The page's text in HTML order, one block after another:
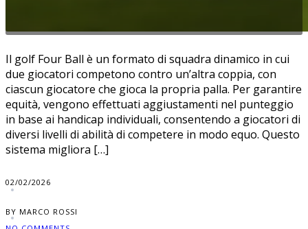
Il golf Four Ball è un formato di squadra dinamico in cui
due giocatori competono contro un’altra coppia, con
ciascun giocatore che gioca la propria palla. Per garantire
equità, vengono effettuati aggiustamenti nel punteggio
in base ai handicap individuali, consentendo a giocatori di
diversi livelli di abilità di competere in modo equo. Questo
sistema migliora […]
02/02/2026
BY MARCO ROSSI